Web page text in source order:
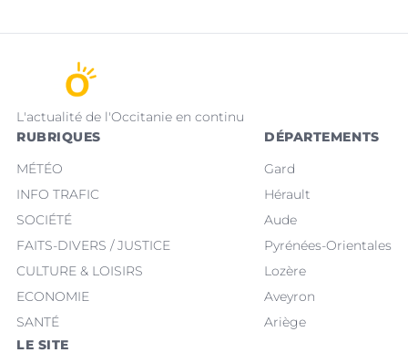
L'actualité de l'Occitanie en continu
RUBRIQUES
MÉTÉO
INFO TRAFIC
SOCIÉTÉ
FAITS-DIVERS / JUSTICE
CULTURE & LOISIRS
ECONOMIE
SANTÉ
DÉPARTEMENTS
Gard
Hérault
Aude
Pyrénées-Orientales
Lozère
Aveyron
Ariège
LE SITE